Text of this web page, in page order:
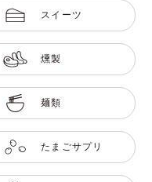
スイーツ
燻製
麺類
たまごサプリ